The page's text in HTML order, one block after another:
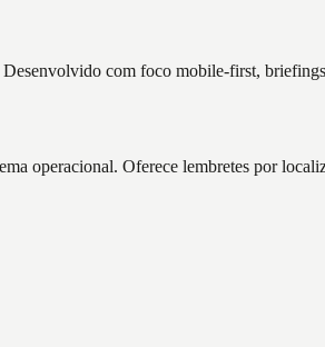
com foco mobile-first,
operacional. Oferece lembretes por